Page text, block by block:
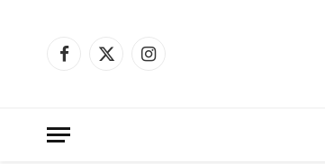
Facebook
X
Instagram